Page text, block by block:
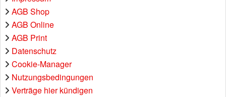
AGB Shop
AGB Online
AGB Print
Datenschutz
Cookie-Manager
Nutzungsbedingungen
Verträge hier kündigen